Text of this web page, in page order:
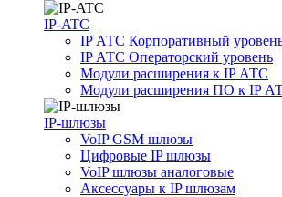
IP-ATC
IP АТС Корпоративный
IP АТС Операторский уровень
Модули расширения к IP АТС
Модули расширения ПО к IP
IP-шлюзы
VoIP GSM шлюзы
Цифровые IP шлюзы
VoIP шлюзы аналоговые
Аксессуары к IP шлюзам